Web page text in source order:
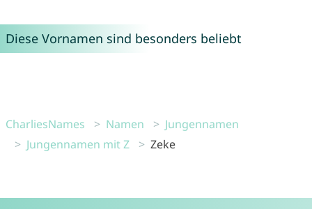
Diese Vornamen sind besonders beliebt
CharliesNames Namen
Jungennamen
Jungennamen mit Z
Zeke